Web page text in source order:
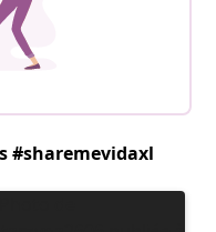
#sharemevidaxl